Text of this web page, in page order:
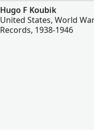
Hugo F Koubik
United States, World
Records, 1938-1946